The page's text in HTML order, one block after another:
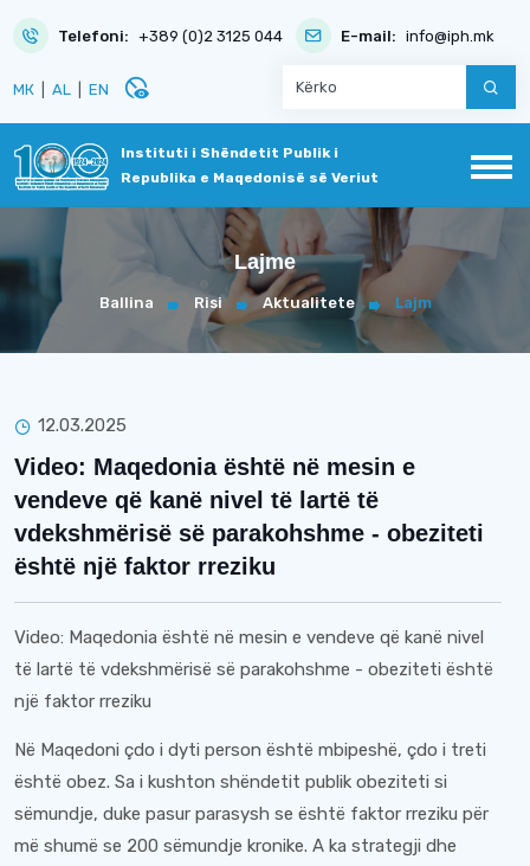
Telefoni: +389 (0)2 3125 044 E-mail: info@iph.mk
МК AL EN disabled_visible
Instituti i Shëndetit Publik i
Republika e Maqedonisë së Veriut
Lajme
Ballina Risi Aktualitete Lajm
12.03.2025
Video: Maqedonia është në mesin e
vendeve që kanë nivel të lartë të
vdekshmërisë së parakohshme - obeziteti
është një faktor rreziku
Video: Maqedonia është në mesin e vendeve që kanë nivel
të lartë të vdekshmërisë së parakohshme - obeziteti është
një faktor rreziku
Në Maqedoni çdo i dyti person është mbipeshë, çdo i treti
është obez. Sa i kushton shëndetit publik obeziteti si
sëmundje, duke pasur parasysh se është faktor rreziku për
më shumë se 200 sëmundje kronike. A ka strategji dhe